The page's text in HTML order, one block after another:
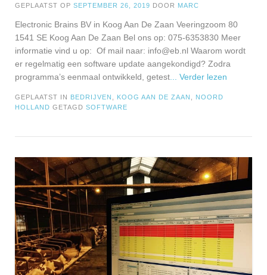
GEPLAATST OP SEPTEMBER 26, 2019 DOOR MARC
Electronic Brains BV in Koog Aan De Zaan Veeringzoom 80
1541 SE Koog Aan De Zaan Bel ons op: 075-6353830 Meer
informatie vind u op: Of mail naar: info@eb.nl Waarom wordt
er regelmatig een software update aangekondigd? Zodra
programma’s eenmaal ontwikkeld, getest... Verder lezen
GEPLAATST IN BEDRIJVEN , KOOG AAN DE ZAAN , NOORD
HOLLAND GETAGD SOFTWARE